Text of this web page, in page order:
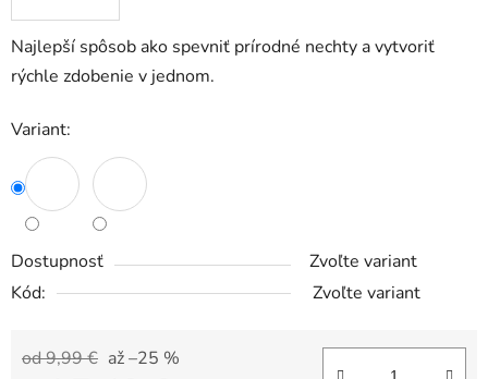
Najlepší spôsob ako spevniť prírodné nechty a vytvoriť
rýchle zdobenie v jednom.
Variant:
Dostupnosť
Zvoľte variant
Kód:
Zvoľte variant
od 9,99 € až –25 %